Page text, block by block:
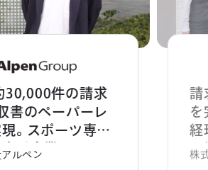
30,000件の請求
書のペーパーレ
。スポーツ専門
手企業のアルペ
ルペン
請
を
経
見
株